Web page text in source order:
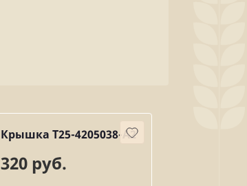
Крышка Т25-4205038-А2
320 руб.